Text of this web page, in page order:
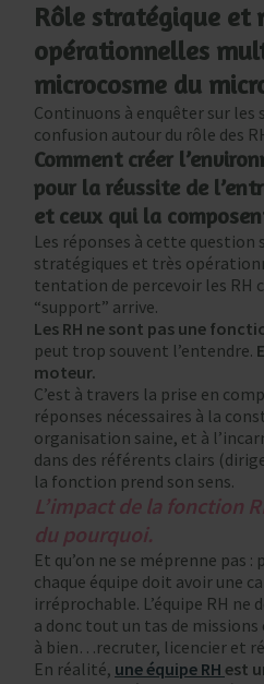
Rôle stratégique et
opérationnelles
microcosme du
Continuons à enquêter sur les
confusion autour du rôle des
Comment créer
pour la réussite de
et ceux qui la
Les réponses à cette question
stratégiques et très
tentation de percevoir les RH
“support” arrive.
Les RH ne sont pas une
peut trop souvent l’entendre.
moteur.
C’est à travers la prise en
réponses nécessaires à la
organisation saine, et à
dans des référents clairs
la fonction prend son sens.
L’impact de la fonction
du pourquoi.
Et qu’on ne se méprenne pas
chaque équipe doit avoir une
irréprochable. L’équipe RH ne
a donc tout un tas de
à bien…recruter, licencier et
En réalité, une équipe RH est